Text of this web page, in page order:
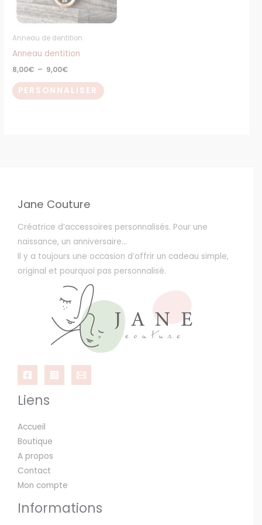
Anneau de dentition
Anneau dentition
8,00€ – 9,00€
PERSONNALISER
options
la
Jane Couture
Créatrice d’accessoires personnalisés. Pour une
naissance, un anniversaire…
Il y a toujours une occasion d’offrir un cadeau simple,
original et pourquoi pas personnalisé.
Liens
Accueil
Boutique
A propos
Contact
Mon compte
Informations